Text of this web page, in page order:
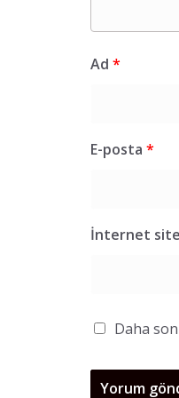
Ad *
E-posta *
İnternet
Daha